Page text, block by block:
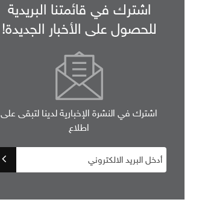
اشترك في قائمتنا البريدية
للحصول على الأخبار الجديدة!
اشترك في النشرة الإخبارية لدينا لتبقى على
اطلاع